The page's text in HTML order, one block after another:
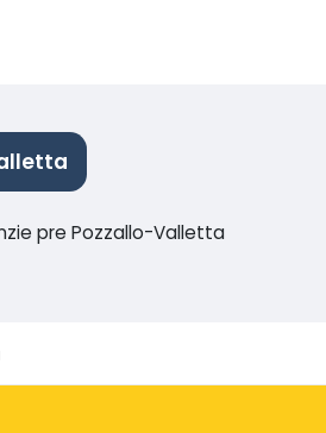
pre Pozzallo-Valletta